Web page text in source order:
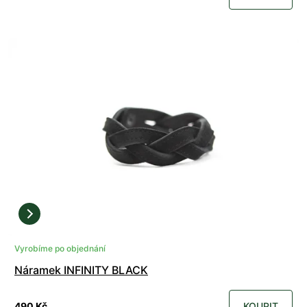
Vyrobíme po objednání
Náramek INFINITY BLACK